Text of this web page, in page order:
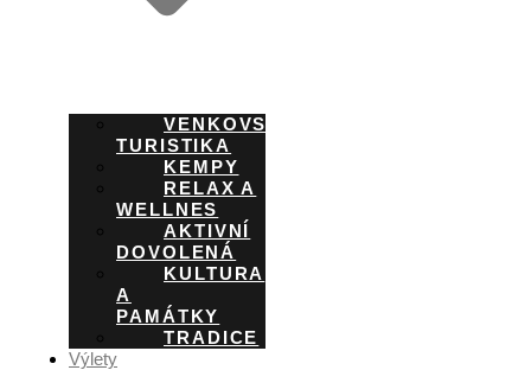
VENKOVSKÁ
TURISTIKA
KEMPY
RELAX A
WELLNES
AKTIVNÍ
DOVOLENÁ
KULTURA
A
PAMÁTKY
TRADICE
Výlety